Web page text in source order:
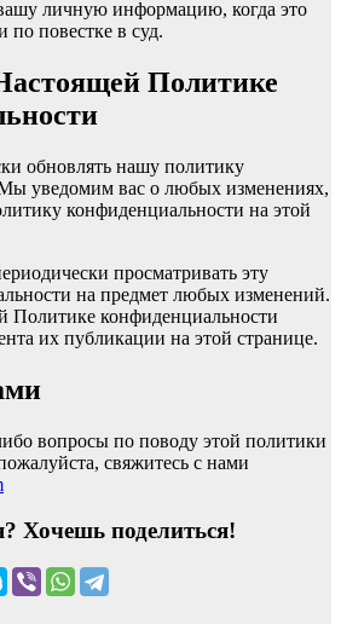
личную информацию, когда это
по повестке в суд.
Политике
обновлять нашу политику
уведомим вас о любых изменениях,
конфиденциальности на этой
просматривать эту
на предмет любых изменений.
Политике конфиденциальности
их публикации на этой странице.
вопросы по поводу этой политики
свяжитесь с нами
Хочешь поделиться!